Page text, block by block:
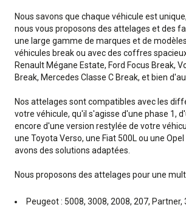
Nous savons que chaque véhicule est
nous vous proposons des attelages et des
une large gamme de marques et de
véhicules break ou avec des coffres
Renault Mégane Estate, Ford Focus Break,
Break, Mercedes Classe C Break, et bien
Nos attelages sont compatibles avec les
votre véhicule, qu'il s'agisse d'une phase 1,
encore d'une version restylée de votre
une Toyota Verso, une Fiat 500L ou une
avons des solutions adaptées.
Nous proposons des attelages pour une
Peugeot : 5008, 3008, 2008, 207, Partner,